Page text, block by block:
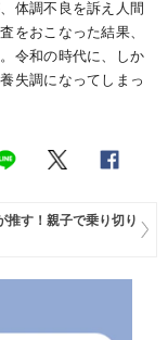
体調不良を訴え人間
をおこなった結果、
令和の時代に、しか
失調になってしまっ
推す！親子で乗り切り